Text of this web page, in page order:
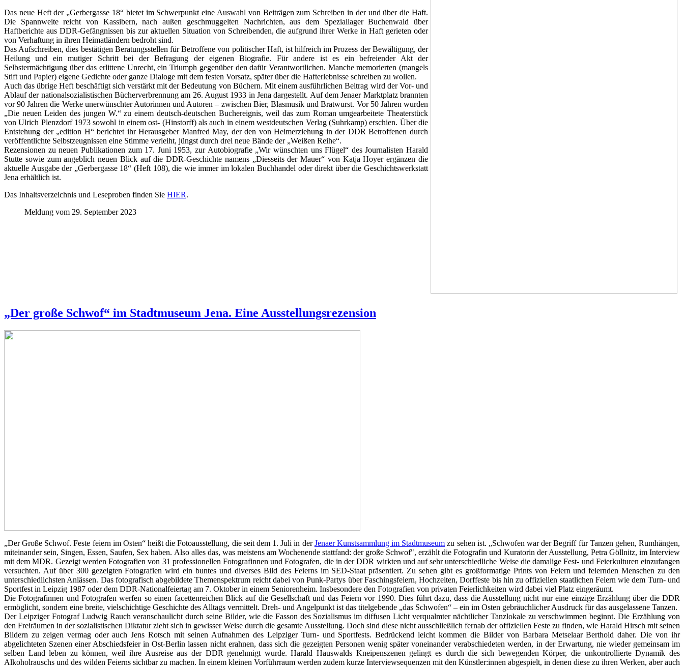
Das neue Heft der „Gerbergasse 18“ bietet im Schwerpunkt eine Auswahl von Beiträgen zum Schreiben in der und über die Haft.
Die Spannweite reicht von Kassibern, nach außen geschmuggelten Nachrichten, aus dem Speziallager Buchenwald über
Haftberichte aus DDR-Gefängnissen bis zur aktuellen Situation von Schreibenden, die aufgrund ihrer Werke in Haft gerieten oder
von Verhaftung in ihren Heimatländern bedroht sind.
Das Aufschreiben, dies bestätigen Beratungsstellen für Betroffene von politischer Haft, ist hilfreich im Prozess der Bewältigung, der
Heilung und ein mutiger Schritt bei der Befragung der eigenen Biografie. Für andere ist es ein befreiender Akt der
Selbstermächtigung über das erlittene Unrecht, ein Triumph gegenüber den dafür Verantwortlichen. Manche memorierten (mangels
Stift und Papier) eigene Gedichte oder ganze Dialoge mit dem festen Vorsatz, später über die Hafterlebnisse schreiben zu wollen.
Auch das übrige Heft beschäftigt sich verstärkt mit der Bedeutung von Büchern. Mit einem ausführlichen Beitrag wird der Vor- und
Ablauf der nationalsozialistischen Bücherverbrennung am 26. August 1933 in Jena dargestellt. Auf dem Jenaer Marktplatz brannten
vor 90 Jahren die Werke unerwünschter Autorinnen und Autoren – zwischen Bier, Blasmusik und Bratwurst. Vor 50 Jahren wurden
„Die neuen Leiden des jungen W.“ zu einem deutsch-deutschen Buchereignis, weil das zum Roman umgearbeitete Theaterstück
von Ulrich Plenzdorf 1973 sowohl in einem ost- (Hinstorff) als auch in einem westdeutschen Verlag (Suhrkamp) erschien. Über die
Entstehung der „edition H“ berichtet ihr Herausgeber Manfred May, der den von Heimerziehung in der DDR Betroffenen durch
veröffentlichte Selbstzeugnissen eine Stimme verleiht, jüngst durch drei neue Bände der „Weißen Reihe“.
Rezensionen zu neuen Publikationen zum 17. Juni 1953, zur Autobiografie „Wir wünschten uns Flügel“ des Journalisten Harald
Stutte sowie zum angeblich neuen Blick auf die DDR-Geschichte namens „Diesseits der Mauer“ von Katja Hoyer ergänzen die
aktuelle Ausgabe der „Gerbergasse 18“ (Heft 108), die wie immer im lokalen Buchhandel oder direkt über die Geschichtswerkstatt
Jena erhältlich ist.
Das Inhaltsverzeichnis und Leseproben finden Sie HIER.
Meldung vom 29. September 2023
„Der große Schwof“ im Stadtmuseum Jena. Eine Ausstellungsrezension
„Der Große Schwof. Feste feiern im Osten“ heißt die Fotoausstellung, die seit dem 1. Juli in derJenaer Kunstsammlung im Stadtmuseum zu sehen ist. „Schwofen war der Begriff für Tanzen gehen, Rumhängen,
miteinander sein, Singen, Essen, Saufen, Sex haben. Also alles das, was meistens am Wochenende stattfand: der große Schwof", erzählt die Fotografin und Kuratorin der Ausstellung, Petra Göllnitz, im Interview
mit dem MDR. Gezeigt werden Fotografien von 31 professionellen Fotografinnen und Fotografen, die in der DDR wirkten und auf sehr unterschiedliche Weise die damalige Fest- und Feierkulturen einzufangen
versuchten. Auf über 300 gezeigten Fotografien wird ein buntes und diverses Bild des Feierns im SED-Staat präsentiert. Zu sehen gibt es großformatige Prints von Feiern und feiernden Menschen zu den
unterschiedlichsten Anlässen. Das fotografisch abgebildete Themenspektrum reicht dabei von Punk-Partys über Faschingsfeiern, Hochzeiten, Dorffeste bis hin zu offiziellen staatlichen Feiern wie dem Turn- und
Sportfest in Leipzig 1987 oder dem DDR-Nationalfeiertag am 7. Oktober in einem Seniorenheim. Insbesondere den Fotografien von privaten Feierlichkeiten wird dabei viel Platz eingeräumt.
Die Fotografinnen und Fotografen werfen so einen facettenreichen Blick auf die Gesellschaft und das Feiern vor 1990. Dies führt dazu, dass die Ausstellung nicht nur eine einzige Erzählung über die DDR
ermöglicht, sondern eine breite, vielschichtige Geschichte des Alltags vermittelt. Dreh- und Angelpunkt ist das titelgebende „das Schwofen“ – ein im Osten gebräuchlicher Ausdruck für das ausgelassene Tanzen.
Der Leipziger Fotograf Ludwig Rauch veranschaulicht durch seine Bilder, wie die Fasson des Sozialismus im diffusen Licht verqualmter nächtlicher Tanzlokale zu verschwimmen beginnt. Die Erzählung von
den Freiräumen in der sozialistischen Diktatur zieht sich in gewisser Weise durch die gesamte Ausstellung. Doch sind diese nicht ausschließlich fernab der offiziellen Feste zu finden, wie Harald Hirsch mit seinen
Bildern zu zeigen vermag oder auch Jens Rotsch mit seinen Aufnahmen des Leipziger Turn- und Sportfests. Bedrückend leicht kommen die Bilder von Barbara Metselaar Berthold daher. Die von ihr
abgelichteten Szenen einer Abschiedsfeier in Ost-Berlin lassen nicht erahnen, dass sich die gezeigten Personen wenig später voneinander verabschiedeten werden, in der Erwartung, nie wieder gemeinsam im
selben Land leben zu können, weil ihre Ausreise aus der DDR genehmigt wurde. Harald Hauswalds Kneipenszenen gelingt es durch die sich bewegenden Körper, die unkontrollierte Dynamik des
Alkoholrauschs und des wilden Feierns sichtbar zu machen. In einem kleinen Vorführraum werden zudem kurze Interviewsequenzen mit den Künstler:innen abgespielt, in denen diese zu ihren Werken, aber auch